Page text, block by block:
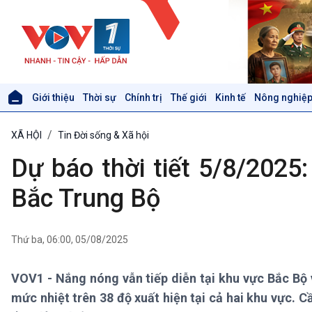
Giới thiệu Thời sự Chính trị Thế giới Kinh tế Nông
Thời sự 12h
Thời sự 18h
Xã hội
Tin Đời sống & Xã hội
Khoa học & Công nghệ
Tin Khoa học & Công nghệ
XÃ HỘI Tin Đời sống & Xã hội
Dự báo thời tiết 5/8/
Bắc Trung Bộ
Thứ ba, 06:00, 05/08/2025
VOV1 - Nắng nóng vẫn tiếp diễn tại khu vực Bắc
mức nhiệt trên 38 độ xuất hiện tại cả hai khu vực.